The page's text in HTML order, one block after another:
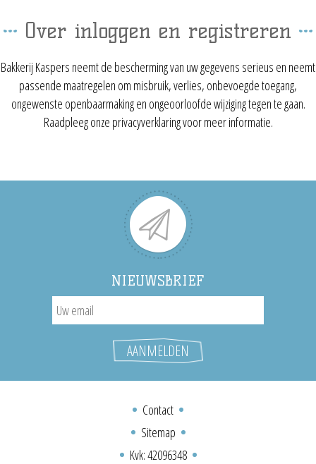
Over inloggen en registreren
Bakkerij Kaspers neemt de bescherming van uw gegevens serieus en neemt
passende maatregelen om misbruik, verlies, onbevoegde toegang,
ongewenste openbaarmaking en ongeoorloofde wijziging tegen te gaan.
Raadpleeg onze privacyverklaring voor meer informatie.
NIEUWSBRIEF
Contact
Sitemap
Kvk: 42096348